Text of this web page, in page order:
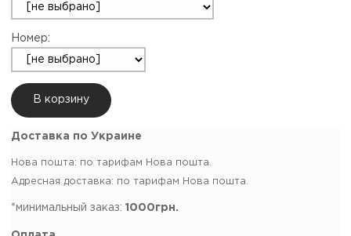
Номер:
В корзину
Доставка по Украине
Нова пошта: по тарифам Нова пошта.
Адресная доставка: по тарифам Нова пошта.
*минимальный заказ: 1000грн.